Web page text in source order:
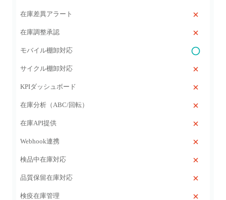
在庫差異アラート
在庫調整承認
モバイル棚卸対応
サイクル棚卸対応
KPIダッシュボード
在庫分析（ABC/回転）
在庫API提供
Webhook連携
検品中在庫対応
品質保留在庫対応
検疫在庫管理